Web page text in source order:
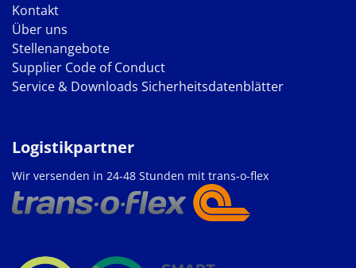
Kontakt
Über uns
Stellenangebote
Supplier Code of Conduct
Service & Downloads Sicherheitsdatenblätter
Logistikpartner
Wir versenden in 24-48 Stunden mit trans-o-flex